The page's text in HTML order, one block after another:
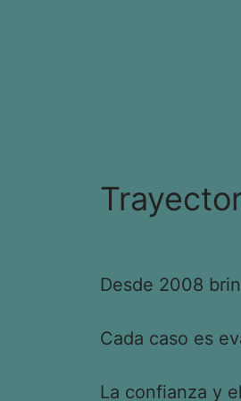
Desde 2008
Cada caso es
La confianza y